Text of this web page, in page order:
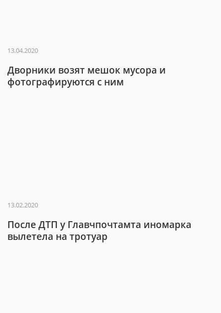
13.04.2020
Дворники возят мешок мусора и
фотографируются с ним
13.02.2020
После ДТП у Главчпочтамта иномарка
вылетела на тротуар